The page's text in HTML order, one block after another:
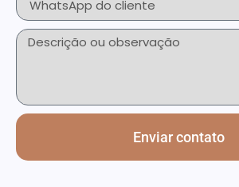
Enviar contato